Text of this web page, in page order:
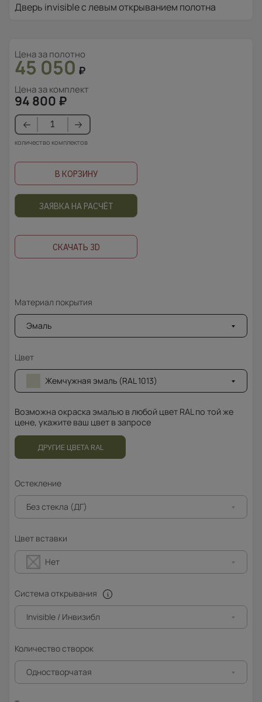
Дверь invisible с левым открыванием полотна
Цена за полотно
45 050 ₽
Цена за комплект
94 800 ₽
количество комплектов
В КОРЗИНУ
ЗАЯВКА НА РАСЧЁТ
СКАЧАТЬ 3D
Материал покрытия
Эмаль
Цвет
Жемчужная эмаль (RAL 1013)
Возможна окраска эмалью в любой цвет RAL по той же
цене, укажите ваш цвет в запросе
ДРУГИЕ ЦВЕТА RAL
Остекление
Без стекла (ДГ)
Цвет вставки
Нет
Система открывания
Invisible / Инвизибл
Количество створок
Одностворчатая